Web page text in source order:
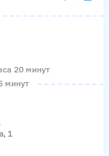
20 минут
минут
1